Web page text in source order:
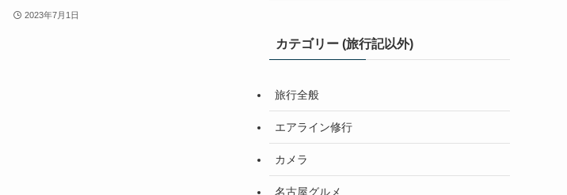
2023年7月1日
カテゴリー (旅行記以外)
旅行全般
エアライン修行
カメラ
名古屋グルメ